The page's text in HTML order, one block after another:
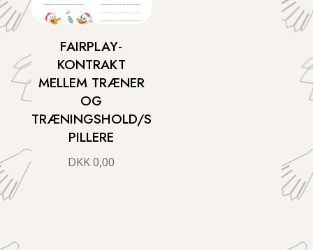
FAIRPLAY-
KONTRAKT
MELLEM TRÆNER
OG
TRÆNINGSHOLD/S
PILLERE
DKK0,00